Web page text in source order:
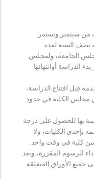
من سبتمبر وتستمر
نصف السنة لمدة
الجامعة، ولمجلس
الدراسة أوانتهائها
قبل افتتاح الدراسة،
مجلس الكلية في حدود
بها للحصول على درجة
بإحدى الكليات، ولا
كلية في وقت واحد.
الرسوم المقررة، ويعد
الأوراق المتعلقة